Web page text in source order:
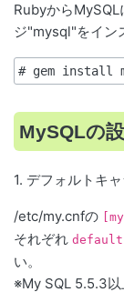
Rubyから
ジ"mysql"をイン
# gem install
MySQLの
1. デフォルトキ
/etc/my.cnfの
それぞれ
い。
※My SQL 5.5.3